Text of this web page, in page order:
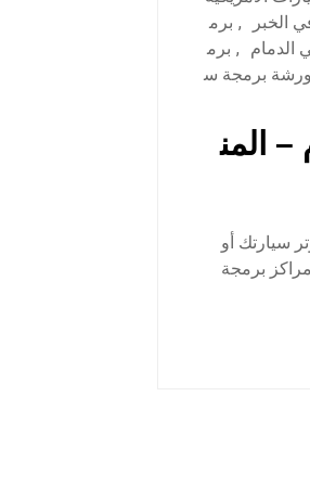
الخبر , برم
الدمام , برم
ورشة برمجة س
المن
سيارتك أو
برمجة